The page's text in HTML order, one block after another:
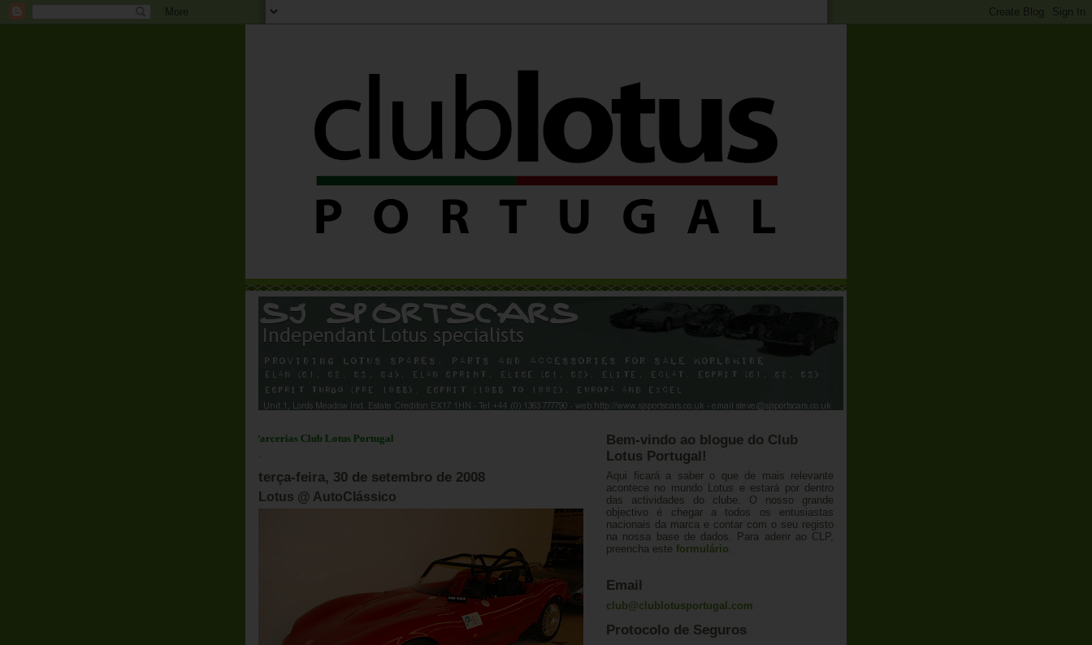
Parcerias Club Lotus Portugal
terça-feira, 30 de setembro de 2008
Lotus @ AutoClássico
Bem-vindo ao blogue do Club
Lotus Portugal!
Aqui ficará a saber o que de mais relevante
acontece no mundo Lotus e estará por dentro
das actividades do clube. O nosso grande
objectivo é chegar a todos os entusiastas
nacionais da marca e contar com o seu registo
na nossa base de dados. Para aderir ao CLP,
preencha este formulário.
Email
club@clublotusportugal.com
Protocolo de Seguros